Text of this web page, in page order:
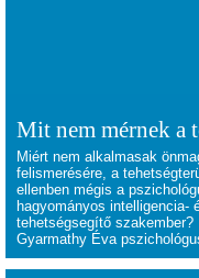
Mit nem mérnek a
Miért nem alkalmasak
felismerésére, a
ellenben mégis a
hagyományos
tehetségsegítő
Gyarmathy Éva